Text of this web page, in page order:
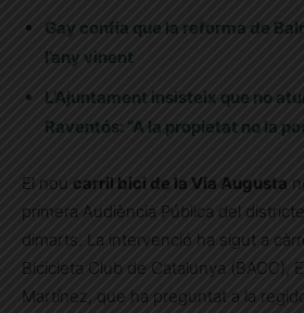
Gay confia que la reforma de
l’any vinent
L’Ajuntament insisteix que no
Raventós: “A la propietat no la
El nou carril bici de la Via Augusta
primera Audiència Pública del
dimarts. La intervenció ha sigut a
Bicicleta Club de Catalunya (BACC),
Martínez, que ha preguntat a la